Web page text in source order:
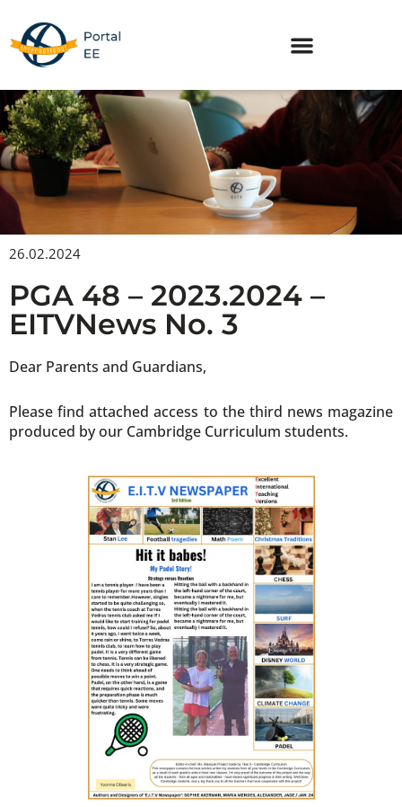
content
26.02.2024
PGA 48 – 2023.2024 –
EITVNews No. 3
Dear Parents and Guardians,
Please find attached access to the third news magazine
produced by our Cambridge Curriculum students.